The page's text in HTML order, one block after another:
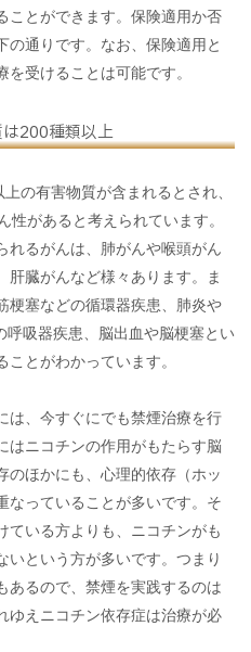
ことができます。保険適用か否
通りです。なお、保険適用と
受けることは可能です。
200種類以上
の有害物質が含まれるとされ、
があると考えられています。
れるがんは、肺がんや喉頭がん
肝臓がんなど様々あります。ま
梗塞などの循環器疾患、肺炎や
吸器疾患、脳出血や脳梗塞とい
とがわかっています。
は、今すぐにでも禁煙治療を行
はニコチンの作用がもたらす脳
のほかにも、心理的依存（ホッ
なっていることが多いです。そ
ている方よりも、ニコチンがも
という方が多いです。つまり
あるので、禁煙を実践するのは
ゆえニコチン依存症は治療が必